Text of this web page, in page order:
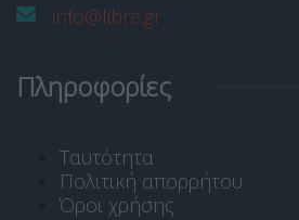
info@libre.gr
Πληροφορίες
Ταυτότητα
Πολιτική απορρήτου
Όροι χρήσης